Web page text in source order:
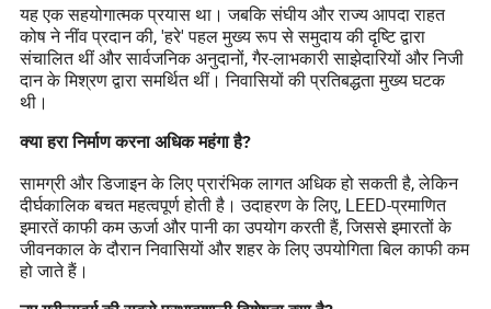
यह एक सहयोगात्मक प्रयास था। जबकि संघीय और राज्य आपदा राहत
कोष ने नींव प्रदान की, 'हरे' पहल मुख्य रूप से समुदाय की दृष्टि द्वारा
संचालित थीं और सार्वजनिक अनुदानों, गैर-लाभकारी साझेदारियों और निजी
दान के मिश्रण द्वारा समर्थित थीं। निवासियों की प्रतिबद्धता मुख्य घटक
थी।
क्या हरा निर्माण करना अधिक महंगा है?
सामग्री और डिजाइन के लिए प्रारंभिक लागत अधिक हो सकती है, लेकिन
दीर्घकालिक बचत महत्वपूर्ण होती है। उदाहरण के लिए, LEED-प्रमाणित
इमारतें काफी कम ऊर्जा और पानी का उपयोग करती हैं, जिससे इमारतों के
जीवनकाल के दौरान निवासियों और शहर के लिए उपयोगिता बिल काफी कम
हो जाते हैं।